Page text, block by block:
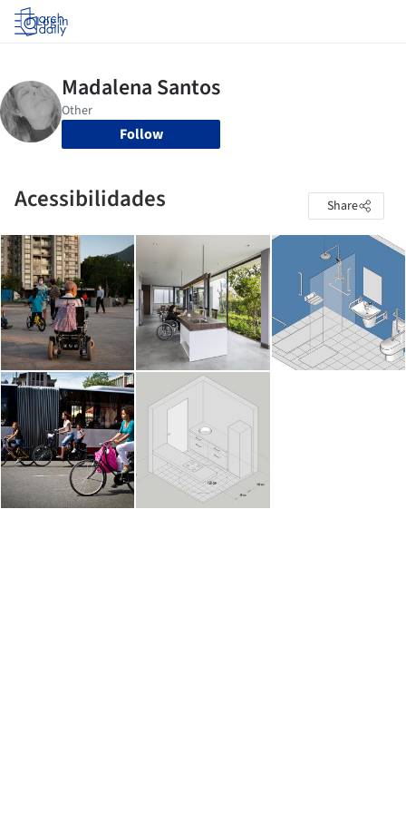
Log in
Follow
Acessibilidades Share